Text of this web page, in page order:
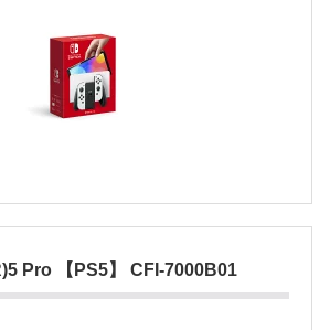
Pro 【PS5】 CFI-7000B01